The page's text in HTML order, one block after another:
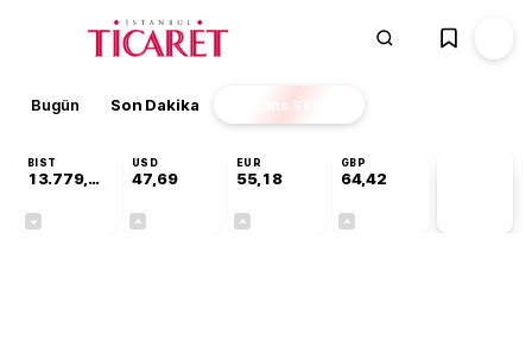
Bugün Son Dakika Finans EKSTRA
BIST
13.779,39
USD
47,69
EUR
55,18
GBP
64,42